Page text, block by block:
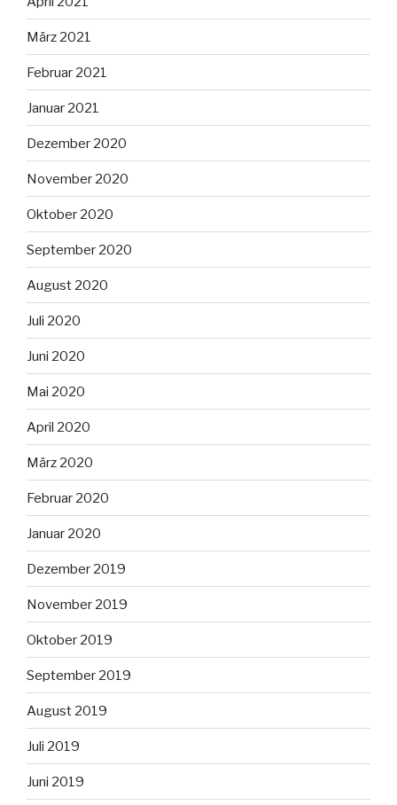
März 2021
Februar 2021
Januar 2021
Dezember 2020
November 2020
Oktober 2020
September 2020
August 2020
Juli 2020
Juni 2020
Mai 2020
April 2020
März 2020
Februar 2020
Januar 2020
Dezember 2019
November 2019
Oktober 2019
September 2019
August 2019
Juli 2019
Juni 2019